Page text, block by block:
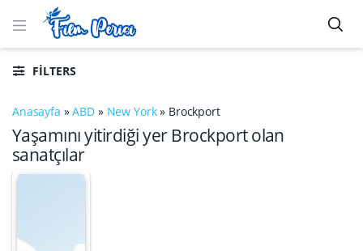
FILTERS
Anasayfa »ABD » New York» Brockport
Yaşamını yitirdiği yer Brockport olan
sanatçılar